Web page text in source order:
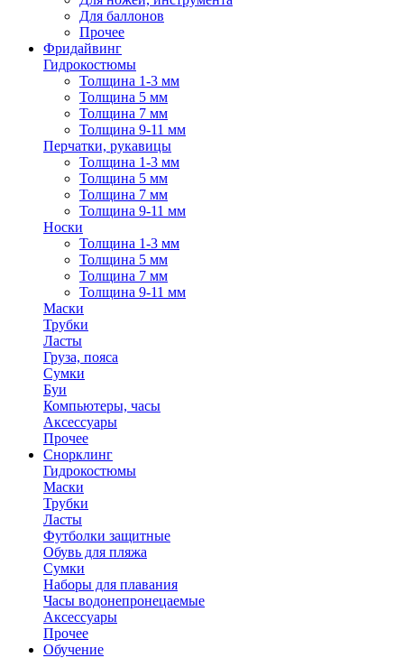
Для баллонов
Прочее
Фридайвинг
Гидрокостюмы
Толщина 1-3 мм
Толщина 5 мм
Толщина 7 мм
Толщина 9-11 мм
Перчатки, рукавицы
Толщина 1-3 мм
Толщина 5 мм
Толщина 7 мм
Толщина 9-11 мм
Носки
Толщина 1-3 мм
Толщина 5 мм
Толщина 7 мм
Толщина 9-11 мм
Маски
Трубки
Ласты
Груза, пояса
Сумки
Буи
Компьютеры, часы
Аксессуары
Прочее
Снорклинг
Гидрокостюмы
Маски
Трубки
Ласты
Футболки защитные
Обувь для пляжа
Сумки
Наборы для плавания
Часы водонепронецаемые
Аксессуары
Прочее
Обучение